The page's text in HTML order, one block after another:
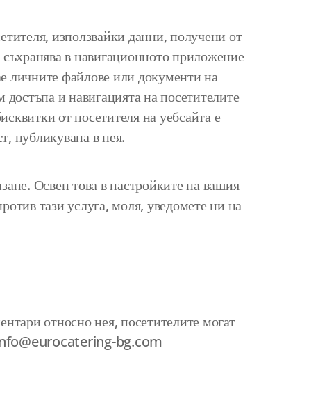
използвайки данни, получени от
в навигационното приложение
личните файлове или документи на
и навигацията на посетителите
от посетителя на уебсайта е
публикувана в нея.
Освен това в настройките на вашия
тази услуга, моля, уведомете ни на
относно нея, посетителите могат
bg.com